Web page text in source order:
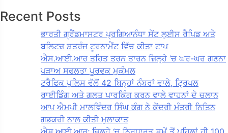
Recent Posts
ਭਾਰਤੀ ਗ੍ਰੈਂਡਮਾਸਟਰ ਪ੍ਰਗਿਆਨੰਧਾ ਸੇਂਟ ਲੁਈਸ ਰੈਪਿਡ ਅਤੇ
ਬਲਿਟਜ਼ ਸ਼ਤਰੰਜ ਟੂਰਨਾਮੈਂਟ ਵਿੱਚ ਕੀਤਾ ਟਾਪ
ਐਸ.ਆਈ.ਆਰ ਤਹਿਤ ਤਰਨ ਤਾਰਨ ਜ਼ਿਲ੍ਹੇ ‘ਚ ਘਰ-ਘਰ ਗਣਨਾ
ਪੜਾਅ ਸਫਲਤਾ ਪੂਰਵਕ ਮੁਕੰਮਲ
ਟਰੈਫਿਕ ਪੁਲਿਸ ਵੱਲੋਂ 42 ਬਿਨ੍ਹਾਂ ਨੰਬਰਾਂ ਵਾਲੇ, ਟ੍ਰਿਪਲ
ਰਾਈਡਿੰਗ ਅਤੇ ਗਲਤ ਪਾਰਕਿੰਗ ਕਰਨ ਵਾਲੇ ਵਾਹਨਾਂ ਦੇ ਚਲਾਨ
ਆਪ ਐਮਪੀ ਮਾਲਵਿੰਦਰ ਸਿੰਘ ਕੰਗ ਨੇ ਕੇਂਦਰੀ ਮੰਤਰੀ ਨਿਤਿਨ
ਗਡਕਰੀ ਨਾਲ ਕੀਤੀ ਮੁਲਾਕਾਤ